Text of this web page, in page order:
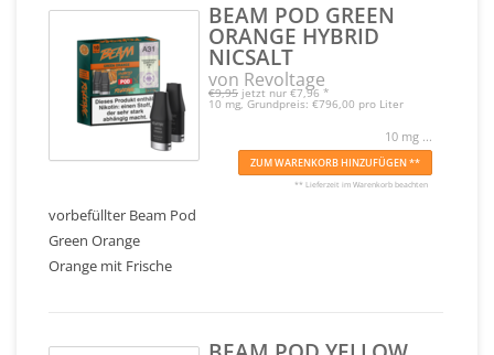
BEAM POD GREEN
ORANGE HYBRID
NICSALT
von Revoltage
€9,95 jetzt nur €7,96 *
10 mg, Grundpreis: €796,00 pro Liter
10 mg ...
ZUM WARENKORB HINZUFÜGEN **
** Lieferzeit im Warenkorb beachten
vorbefüllter Beam Pod
Green Orange
Orange mit Frische